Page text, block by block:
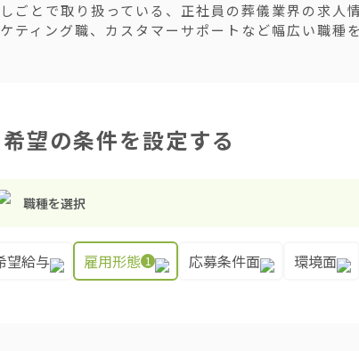
ごとで取り扱っている、正社員の葬儀業界の求人
ティング職、カスタマーサポートなど幅広い職種
希望の条件を設定する
職種を選択
望給与 雇用形態 1 応募条件面 環境面